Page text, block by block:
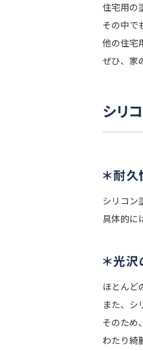
住宅用の
その中で
他の住宅
ぜひ、家
シリ
＊耐
シリコン
具体的に
＊光
ほとんど
また、シ
そのため
わたり綺